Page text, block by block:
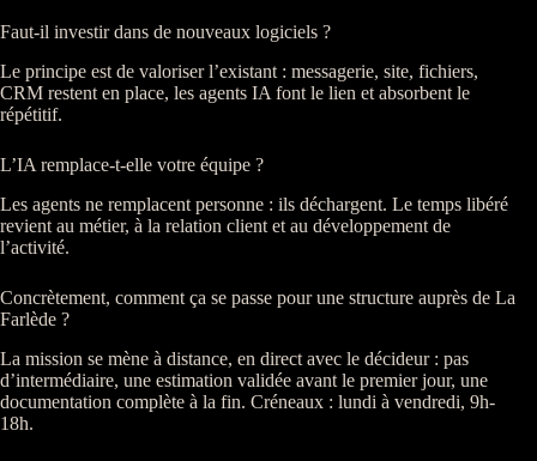
Faut-il investir dans de nouveaux logiciels ?
Le principe est de valoriser l’existant : messagerie, site, fichiers,
CRM restent en place, les agents IA font le lien et absorbent le
répétitif.
L’IA remplace-t-elle votre équipe ?
Les agents ne remplacent personne : ils déchargent. Le temps libéré
revient au métier, à la relation client et au développement de
l’activité.
Concrètement, comment ça se passe pour une structure auprès de La
Farlède ?
La mission se mène à distance, en direct avec le décideur : pas
d’intermédiaire, une estimation validée avant le premier jour, une
documentation complète à la fin. Créneaux : lundi à vendredi, 9h-
18h.